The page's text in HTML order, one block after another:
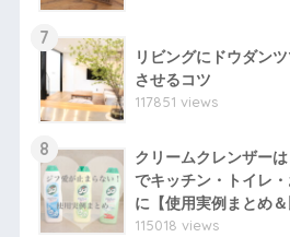
7
リビングにドウダン
させるコツ
117851 views
8
クリームクレンザー
でキッチン・トイレ
に【使用実例まとめ＆
115018 views